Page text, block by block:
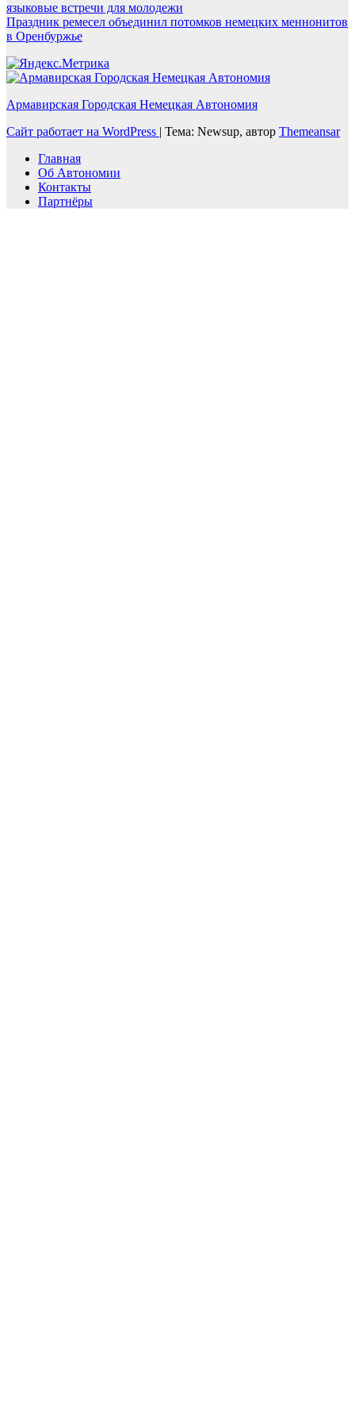
языковые встречи для молодежи
Праздник ремесел объединил потомков немецких меннонитов
в Оренбуржье
Армавирская Городская Немецкая Автономия
Сайт работает на WordPress | Тема: Newsup, автор Themeansar
Главная
Об Автономии
Контакты
Партнёры